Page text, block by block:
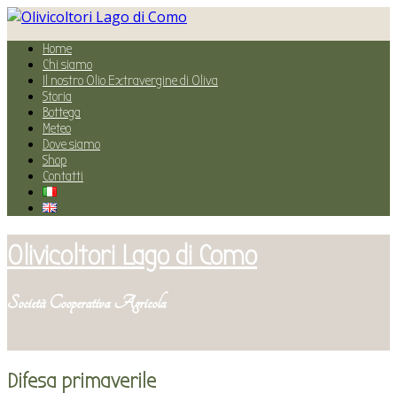
Home
Chi siamo
Il nostro Olio Extravergine di Oliva
Storia
Bottega
Meteo
Dove siamo
Shop
Contatti
Olivicoltori Lago di Como
Società Cooperativa Agricola
Difesa primaverile